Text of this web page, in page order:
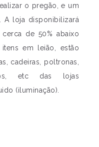
o pregão, e um
A loja disponibilizará
de 50% abaixo
em leião, estão
cadeiras, poltronas,
etc das lojas
(iluminação).